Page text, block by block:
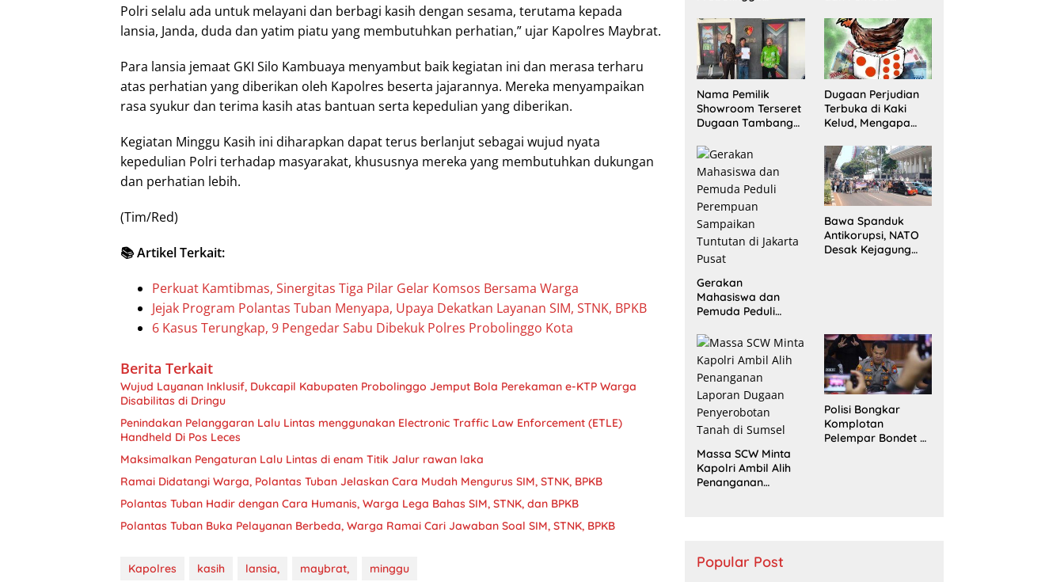
Polri selalu ada untuk melayani dan berbagi kasih dengan sesama, terutama kepada
lansia, Janda, duda dan yatim piatu yang membutuhkan perhatian,” ujar Kapolres Maybrat.
Para lansia jemaat GKI Silo Kambuaya menyambut baik kegiatan ini dan merasa terharu
atas perhatian yang diberikan oleh Kapolres beserta jajarannya. Mereka menyampaikan
rasa syukur dan terima kasih atas bantuan serta kepedulian yang diberikan.
Kegiatan Minggu Kasih ini diharapkan dapat terus berlanjut sebagai wujud nyata
kepedulian Polri terhadap masyarakat, khususnya mereka yang membutuhkan dukungan
dan perhatian lebih.
(Tim/Red)
📚 Artikel Terkait:
Perkuat Kamtibmas, Sinergitas Tiga Pilar Gelar Komsos Bersama Warga ‎
Jejak Program Polantas Tuban Menyapa, Upaya Dekatkan Layanan SIM, STNK, BPKB
6 Kasus Terungkap, 9 Pengedar Sabu Dibekuk Polres Probolinggo Kota
Berita Terkait
Wujud Layanan Inklusif, Dukcapil Kabupaten Probolinggo Jemput Bola Perekaman e-KTP Warga
Disabilitas di Dringu
Penindakan Pelanggaran Lalu Lintas menggunakan Electronic Traffic Law Enforcement (ETLE)
Handheld Di Pos Leces
Maksimalkan Pengaturan Lalu Lintas di enam Titik Jalur rawan laka
Ramai Didatangi Warga, Polantas Tuban Jelaskan Cara Mudah Mengurus SIM, STNK, BPKB
Polantas Tuban Hadir dengan Cara Humanis, Warga Lega Bahas SIM, STNK, dan BPKB
Polantas Tuban Buka Pelayanan Berbeda, Warga Ramai Cari Jawaban Soal SIM, STNK, BPKB
Kapolres kasih lansia, maybrat, minggu
Pelaku Ditangkap
dan Satu Buron
Bentuk Tim
Pelaksana
Kampung Zakat
Nama Pemilik
Showroom Terseret
Dugaan Tambang
Kini Jadi Sorotan
Dugaan Perjudian
Terbuka di Kaki
Kelud, Mengapa
Terlihat?
Gerakan
Mahasiswa dan
Pemuda Peduli
Sampaikan
Tuntutan di Jakarta
Pusat
Bawa Spanduk
Antikorupsi, NATO
Desak Kejagung
Massa SCW Minta
Kapolri Ambil Alih
Penanganan
Polisi Bongkar
Komplotan
Pelempar Bondet di
Popular Post